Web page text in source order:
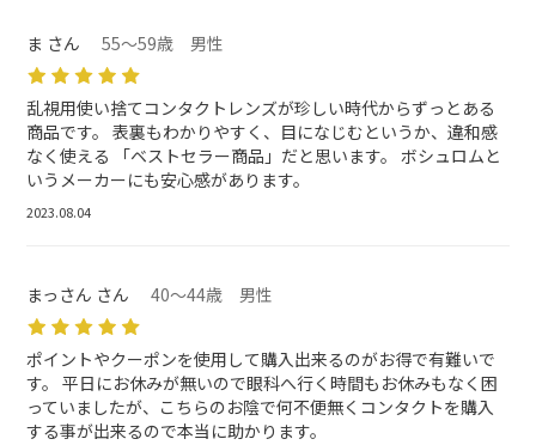
ま さん 55～59歳 男性
乱視用使い捨てコンタクトレンズが珍しい時代からずっとある
商品です。 表裏もわかりやすく、目になじむというか、違和感
なく使える 「ベストセラー商品」だと思います。 ボシュロムと
いうメーカーにも安心感があります。
2023.08.04
まっさん さん 40～44歳 男性
ポイントやクーポンを使用して購入出来るのがお得で有難いで
す。 平日にお休みが無いので眼科へ行く時間もお休みもなく困
っていましたが、こちらのお陰で何不便無くコンタクトを購入
する事が出来るので本当に助かります。